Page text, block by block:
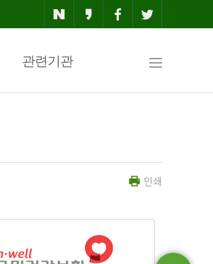
관련기관
맵
인쇄